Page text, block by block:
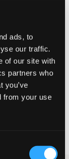
ads, to
our traffic.
of our site with
partners who
you’ve
from your use